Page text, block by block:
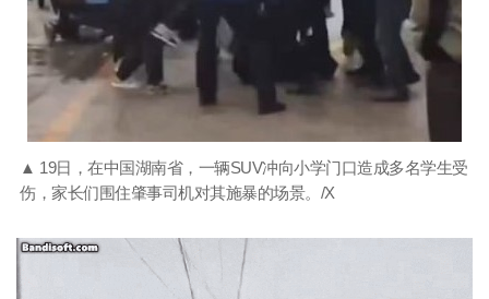
▲ 19日，在中国湖南省，一辆SUV冲向小学门口造成多名学生受
伤，家长们围住肇事司机对其施暴的场景。/X